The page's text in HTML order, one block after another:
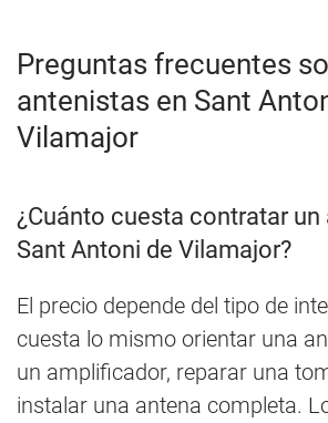
Preguntas frecuentes
antenistas en Sant
Vilamajor
¿Cuánto cuesta contratar un
Sant Antoni de Vilamajor?
El precio depende del tipo de
cuesta lo mismo orientar una
un amplificador, reparar una
instalar una antena completa.